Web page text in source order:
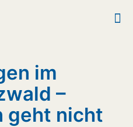
im
–
geht nicht